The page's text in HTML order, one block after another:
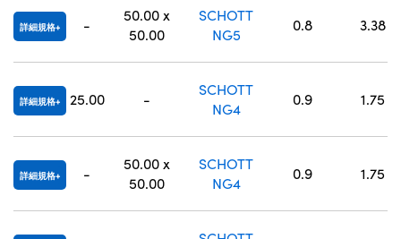
詳細規格 -
50.00 x
50.00
SCHOTT
NG5
0.8 3.38
詳細規格 25.00 -
SCHOTT
NG4
0.9 1.75
詳細規格 -
50.00 x
50.00
SCHOTT
NG4
0.9 1.75